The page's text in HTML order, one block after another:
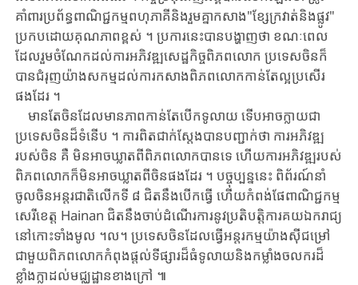
គាំពារប្រព័ន្ធពាណិជ្ជកម្មពហុភាគី​និង​រួមគ្នា​កសាង​"ខ្សែ​ក្រវាត់​និង​ផ្លូវ"​
ប្រកប​ដោយ​គុណ​ភាព​ខ្ពស់ ​។ ​ប្រការ​នេះ​បាន​បង្ហាញថា ​ខណៈ​ពេល​
ដែល​រួម​ចំណែក​ដល់​ការអភិវឌ្ឍសេដ្ឋកិច្ចពិភពលោក ​ប្រទេសចិន​ក៏​
បាន​ជំរុញ​យ៉ាងសកម្ម​ដល់​ការ​កសា​ង​ពិភព​លោក​កាន់តែល្អ​ប្រសើរ
ផងដែរ ​។
មានតែចិនដែលមាន​ភាពកាន់តែបើកទូលាយ ​ទើប​អាចក្លាយជា​
ប្រទេសចិនដ៏ទំនើប ​។ ​ការ​ពិត​ជាក់ស្តែង​បាន​បញ្ជាក់​ថា ​ការអភិវឌ្ឍ
របស់ចិន ​គឺ ​មិន​អាច​ឃ្លាតពី​ពិភព​លោកបានទេ ​ហើយការអភិវឌ្ឍរបស់
ពិភពលោកក៏មិនអាចឃ្លាតពីចិនផងដែរ ​។ ​បច្ចុប្បន្ន​នេះ ​ពិព័រណ៍​នាំ
ចូលចិន​អន្តរ​ជាតិ​លើក​ទី ​៨ ​ជិតនឹង​បើកធ្វើ ​ហើយ​កំពង់ផែពាណិជ្ជកម្ម​
សេរី​ខេត្ត ​Hainan ​ជិត​នឹង​ចាប់ដំណើរការ​នូវ​ប្រតិបត្តិការគយឯករាជ្យ
នៅកោះ​ទាំង​មូល ​។ល។ ​ប្រ​ទេស​ចិន​ដែលធ្វើ​អន្តរកម្មយ៉ាងស៊ីជម្រៅ​
ជាមួយពិភពលោក​កំពុង​ផ្តល់​ទីផ្សារ​ដ៏​ធំ​ទូលាយ​និង​កម្លាំង​ចលករ​ដ៏
ខ្លាំងក្លា​ដល់​មជ្ឈដ្ឋានខាងក្រៅ ​៕​